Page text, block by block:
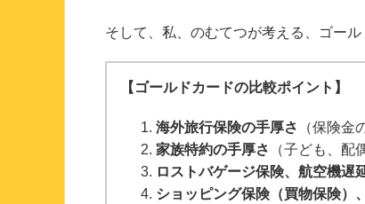
そして、私、のむてつが考える、ゴー
【ゴールドカードの比較ポイント】
海外旅行保険の手厚さ
（保険金
家族特約の手厚さ
（子ども、配
ロストバゲージ保険、航空機遅
ショッピング保険（買物保険）